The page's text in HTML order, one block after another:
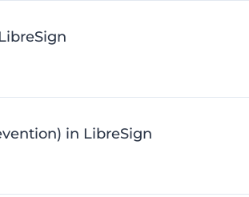
in LibreSign